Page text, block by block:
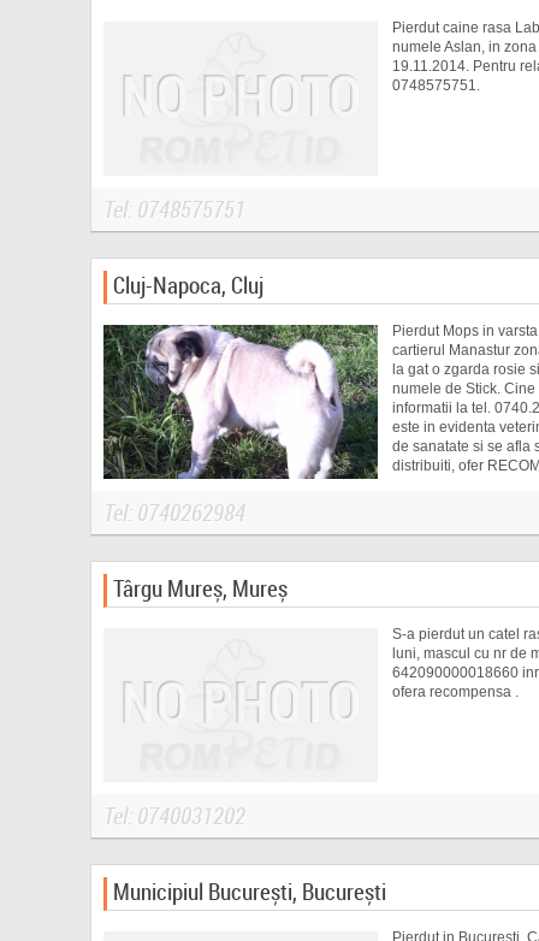
Pierdut caine rasa
numele Aslan, in
19.11.2014. Pentru
0748575751.
Tel: 0748575751
Cluj-Napoca, Cluj
Pierdut Mops in
cartierul Manastur
la gat o zgarda rosie
numele de Stick.
informatii la tel.
este in evidenta
de sanatate si se afla
distribuiti, ofer
Tel: 0740262984
Târgu Mureș, Mureș
S-a pierdut un catel
luni, mascul cu nr de
642090000018660
ofera recompensa .
Tel: 0740031202
Municipiul București, București